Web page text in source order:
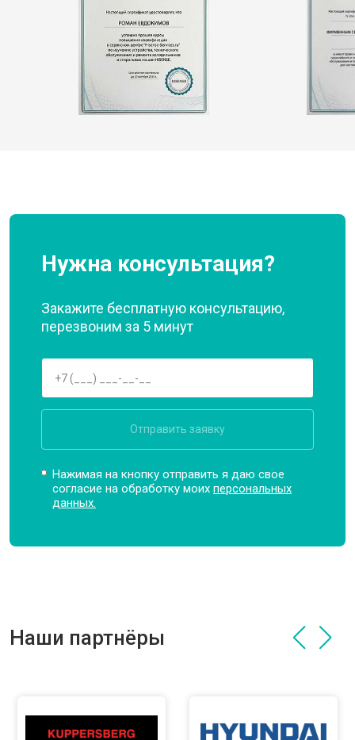
Нужна консультация?
Закажите бесплатную консультацию,
перезвоним за 5 минут
Отправить заявку
Нажимая на кнопку отправить я даю свое
согласие на обработку моихперсональных
данных.
Наши партнёры